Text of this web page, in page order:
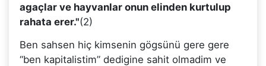
agaçlar ve hayvanlar onun elinden kurtulup
rahata erer."(2)
Ben sahsen hiç kimsenin gögsünü gere gere
“ben kapitalistim” dedigine sahit olmadim ve